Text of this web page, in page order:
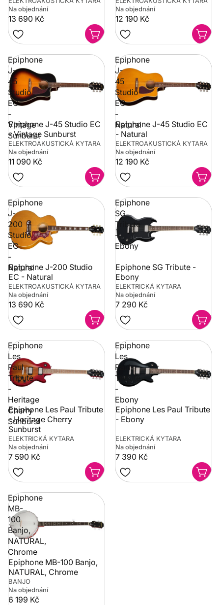
Na objednání
13 690 Kč
Na objednání
12 190 Kč
Epiphone
J-
45
Studio
EC
-
Vintage
Sunburst
Epiphone J-45 Studio EC
- Vintage Sunburst
ELEKTROAKUSTICKÁ KYTARA
Na objednání
11 090 Kč
Epiphone
J-
45
Studio
EC
-
Natural
Epiphone J-45 Studio EC
- Natural
ELEKTROAKUSTICKÁ KYTARA
Na objednání
12 190 Kč
Epiphone
J-
200
Studio
EC
-
Natural
Epiphone J-200 Studio
EC - Natural
ELEKTROAKUSTICKÁ KYTARA
Na objednání
13 690 Kč
Epiphone
SG
Tribute
-
Ebony
Epiphone SG Tribute -
Ebony
ELEKTRICKÁ KYTARA
Na objednání
7 290 Kč
Epiphone
Les
Paul
Tribute
-
Heritage
Cherry
Sunburst
Epiphone Les Paul Tribute
- Heritage Cherry
Sunburst
ELEKTRICKÁ KYTARA
Na objednání
7 590 Kč
Epiphone
Les
Paul
Tribute
-
Ebony
Epiphone Les Paul Tribute
- Ebony
ELEKTRICKÁ KYTARA
Na objednání
7 390 Kč
Epiphone
MB-
100
Banjo,
NATURAL,
Chrome
Epiphone MB-100 Banjo,
NATURAL, Chrome
BANJO
Na objednání
6 199 Kč